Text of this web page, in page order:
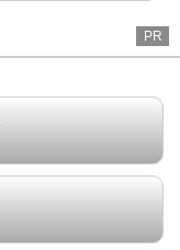
PR